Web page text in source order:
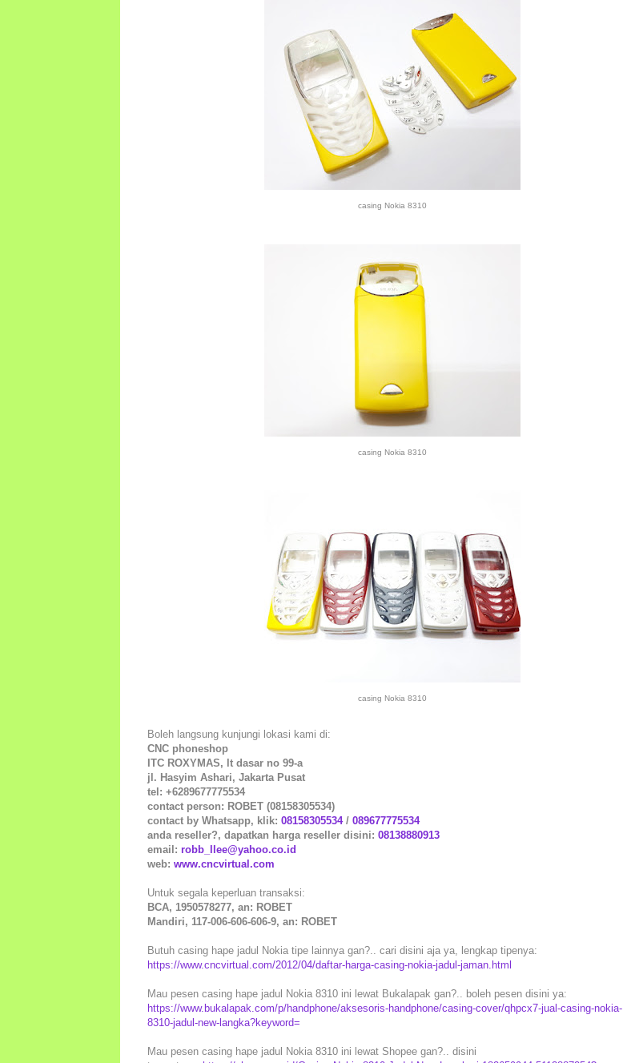
casing Nokia 8310
casing Nokia 8310
casing Nokia 8310
Boleh langsung kunjungi lokasi kami di:
CNC phoneshop
ITC ROXYMAS, lt dasar no 99-a
jl. Hasyim Ashari, Jakarta Pusat
tel: +6289677775534
contact person: ROBET (08158305534)
contact by Whatsapp, klik: 08158305534/ 089677775534
anda reseller?, dapatkan harga reseller disini: 08138880913
email: robb_llee@yahoo.co.id
web: www.cncvirtual.com
Untuk segala keperluan transaksi:
BCA, 1950578277, an: ROBET
Mandiri, 117-006-606-606-9, an: ROBET
Butuh casing hape jadul Nokia tipe lainnya gan?.. cari disini aja ya, lengkap tipenya:
https://www.cncvirtual.com/2012/04/daftar-harga-casing-nokia-jadul-jaman.html
Mau pesen casing hape jadul Nokia 8310 ini lewat Bukalapak gan?.. boleh pesen disini ya:
https://www.bukalapak.com/p/handphone/aksesoris-handphone/casing-cover/qhpcx7-jual-casing-nokia-
8310-jadul-new-langka?keyword=
Mau pesen casing hape jadul Nokia 8310 ini lewat Shopee gan?.. disini